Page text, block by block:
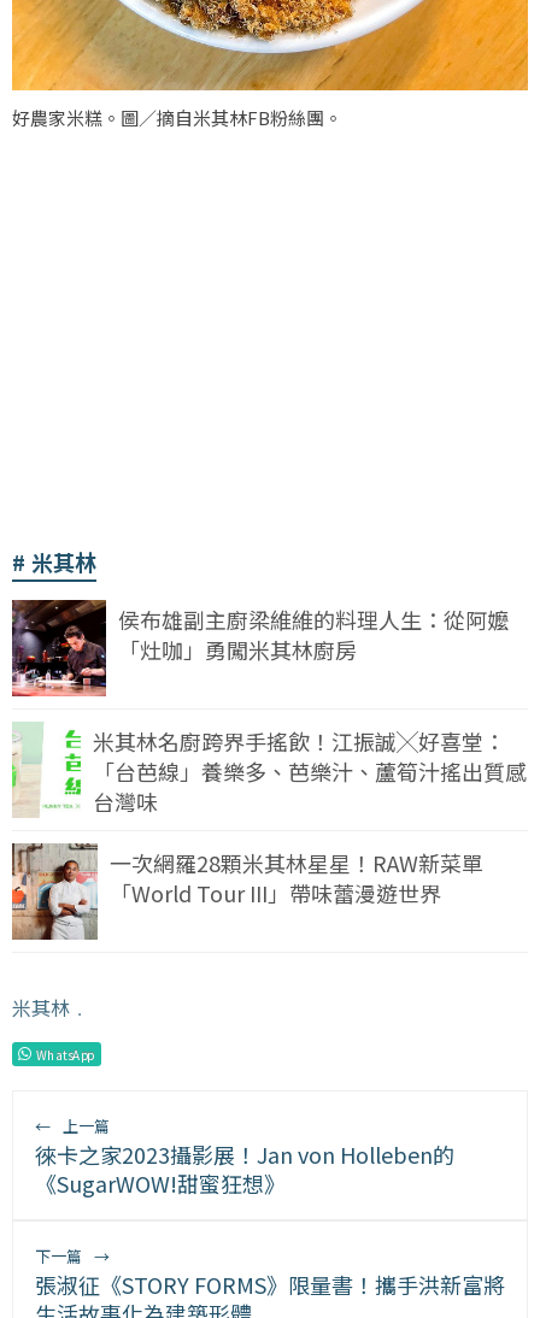
好農家米糕。圖／摘自米其林FB粉絲團。
米其林
侯布雄副主廚梁維維的料理人生：從阿嬤
「灶咖」勇闖米其林廚房
米其林名廚跨界手搖飲！江振誠╳好喜堂：
「台芭線」養樂多、芭樂汁、蘆筍汁搖出質感
台灣味
一次網羅28顆米其林星星！RAW新菜單
「World Tour III」帶味蕾漫遊世界
米其林 ﹒
WhatsApp
← 上一篇
徠卡之家2023攝影展！Jan von Holleben的
《SugarWOW!甜蜜狂想》
下一篇 →
張淑征《STORY FORMS》限量書！攜手洪新富將